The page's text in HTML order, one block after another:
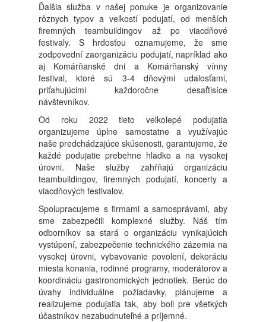
Ďalšia služba v našej ponuke je organizovanie
rôznych typov a veľkostí podujatí, od menších
firemných teambuildingov až po viacdňové
festivaly. S hrdosťou oznamujeme, že sme
zodpovední zaorganizáciu podujatí, napríklad ako
aj Komárňanské dni a Komárňanský vínny
festival, ktoré sú 3-4 dňovými udalosťami,
priťahujúcimi každoročne desaťtisíce
návštevníkov.
Od roku 2022 tieto veľkolepé podujatia
organizujeme úplne samostatne a využívajúc
naše predchádzajúce skúsenosti, garantujeme, že
každé podujatie prebehne hladko a na vysokej
úrovni. Naše služby zahŕňajú organizáciu
teambuildingov, firemných podujatí, koncerty a
viacdňových festivalov.
Spolupracujeme s firmami a samosprávami, aby
sme zabezpečili komplexné služby. Náš tím
odborníkov sa stará o organizáciu vynikajúcich
vystúpení, zabezpečenie technického zázemia na
vysokej úrovni, vybavovanie povolení, dekoráciu
miesta konania, rodinné programy, moderátorov a
koordináciu gastronomických jednotiek. Berúc do
úvahy individuálne požiadavky, plánujeme a
realizujeme podujatia tak, aby boli pre všetkých
účastníkov nezabudnuteľné a príjemné.